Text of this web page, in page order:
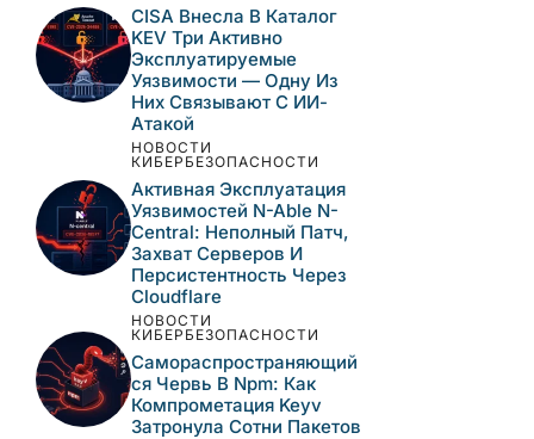
CISA Внесла В Каталог
KEV Три Активно
Эксплуатируемые
Уязвимости — Одну Из
Них Связывают С ИИ-
Атакой
НОВОСТИ
КИБЕРБЕЗОПАСНОСТИ
Активная Эксплуатация
Уязвимостей N-Able N-
Central: Неполный Патч,
Захват Серверов И
Персистентность Через
Cloudflare
НОВОСТИ
КИБЕРБЕЗОПАСНОСТИ
Самораспространяющий
Ся Червь В Npm: Как
Компрометация Keyv
Затронула Сотни Пакетов